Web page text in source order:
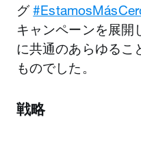
グ
キャンペーンを展開
に共通のあらゆるこ
ものでした。
戦略